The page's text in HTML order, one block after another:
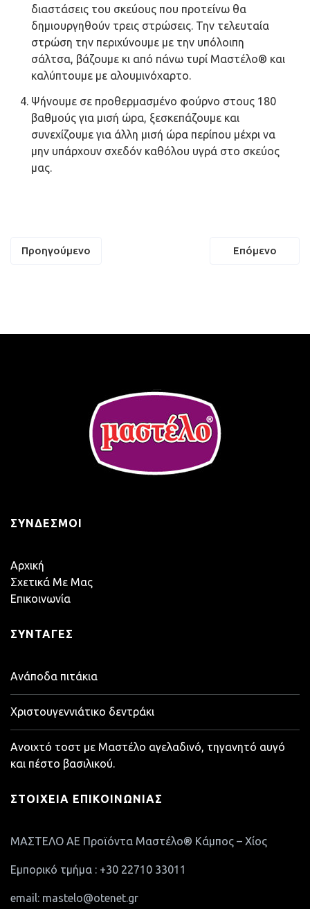
διαστάσεις του σκεύους που προτείνω θα
δημιουργηθούν τρεις στρώσεις. Την τελευταία
στρώση την περιχύνουμε με την υπόλοιπη
σάλτσα, βάζουμε κι από πάνω τυρί Μαστέλο® και
καλύπτουμε με αλουμινόχαρτο.
Ψήνουμε σε προθερμασμένο φούρνο στους 180
βαθμούς για μισή ώρα, ξεσκεπάζουμε και
συνεχίζουμε για άλλη μισή ώρα περίπου μέχρι να
μην υπάρχουν σχεδόν καθόλου υγρά στο σκεύος
μας.
Πλοήγηση
Προηγούμενο Επόμενο
ΣΎΝΔΕΣΜΟΙ
Αρχική
Σχετικά Με Μας
Επικοινωνία
ΣΥΝΤΑΓΈΣ
Ανάποδα πιτάκια
Χριστουγεννιάτικο δεντράκι
Ανοιχτό τοστ με Μαστέλο αγελαδινό, τηγανητό αυγό
και πέστο βασιλικού.
ΣΤΟΙΧΕΊΑ ΕΠΙΚΟΙΝΩΝΊΑΣ
ΜΑΣΤΕΛΟ ΑΕ Προϊόντα Μαστέλο® Κάμπος – Χίος
Εμπορικό τμήμα : +30 22710 33011
email: mastelo@otenet.gr